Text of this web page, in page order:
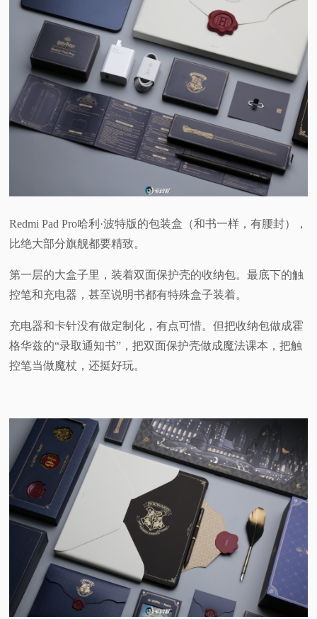
Redmi Pad Pro哈利·波特版的包装盒（和书一样，有腰封），
比绝大部分旗舰都要精致。
第一层的大盒子里，装着双面保护壳的收纳包。最底下的触
控笔和充电器，甚至说明书都有特殊盒子装着。
充电器和卡针没有做定制化，有点可惜。但把收纳包做成霍
格华兹的“录取通知书”，把双面保护壳做成魔法课本，把触
控笔当做魔杖，还挺好玩。